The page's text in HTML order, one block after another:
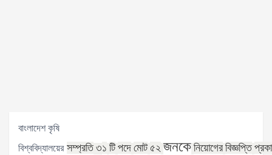
বাংলাদেশ কৃষি
বিশ্ববিদ্যালয়ের সম্প্রতি ৩১ টি পদে মোট ৫২ জনকে নিয়োগের বিজ্ঞপ্তি